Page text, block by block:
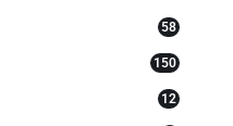
58
150
12